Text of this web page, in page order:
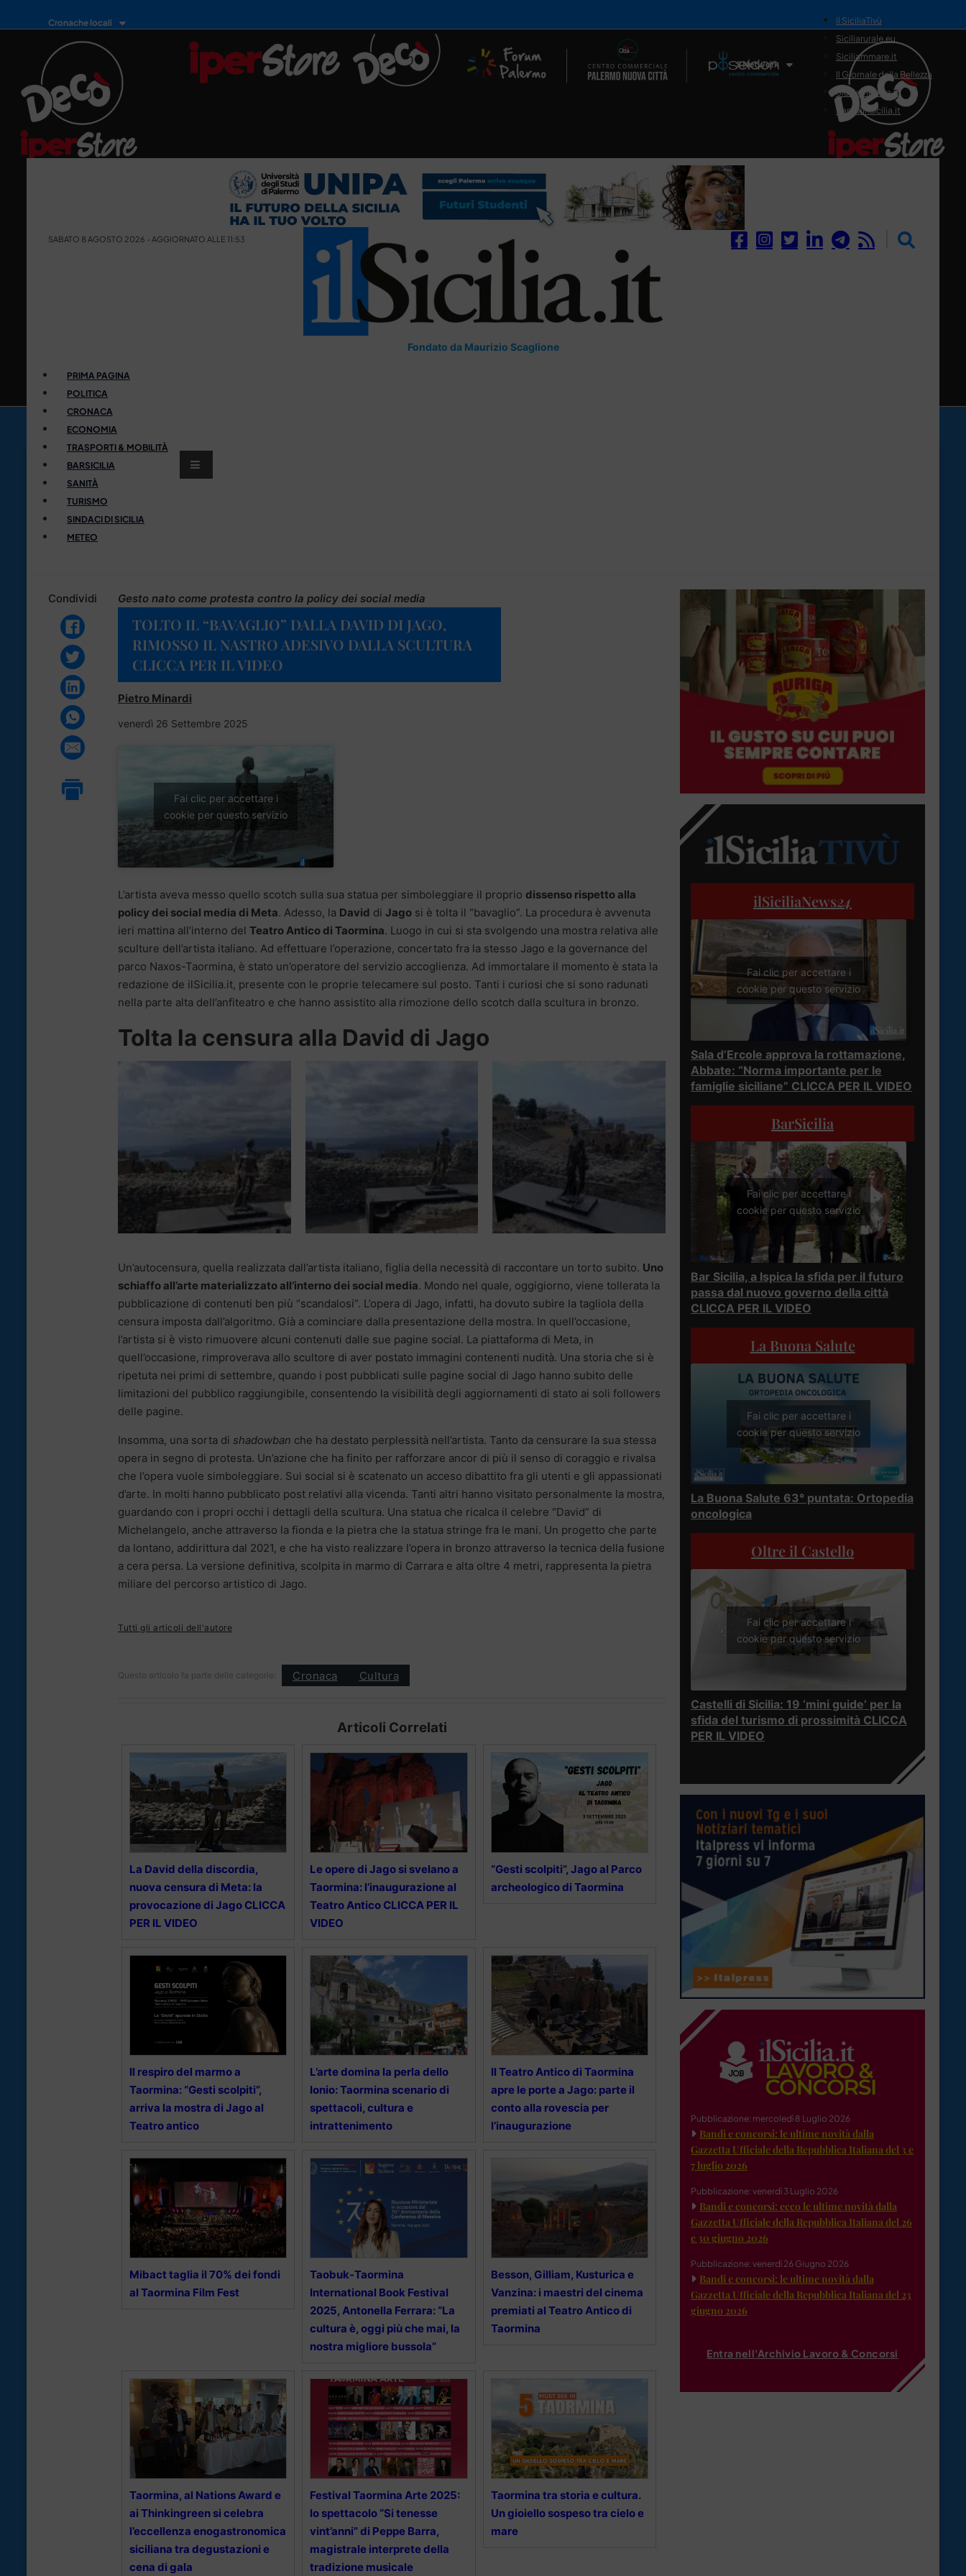
Cronache locali
Il Network
il SiciliaTivù
Siciliarurale.eu
Siciliammare.it
Il Giornale della Bellezza
Siciliamedica.it
Sanitainsicilia.it
SABATO 8 AGOSTO 2026 - AGGIORNATO ALLE 11:53
Fondato da Maurizio Scaglione
PRIMA PAGINA
POLITICA
CRONACA
ECONOMIA
TRASPORTI & MOBILITÀ
BARSICILIA
SANITÀ
TURISMO
SINDACI DI SICILIA
METEO
Condividi Gesto nato come protesta contro la policy dei social media
TOLTO IL “BAVAGLIO” DALLA DAVID DI JAGO,
RIMOSSO IL NASTRO ADESIVO DALLA SCULTURA
CLICCA PER IL VIDEO
Pietro Minardi
venerdì 26 Settembre 2025
Fai clic per accettare i
cookie per questo servizio
L’artista aveva messo quello scotch sulla sua statua per simboleggiare il proprio dissenso rispetto alla
policy dei social media di Meta. Adesso, la David di Jago si è tolta il “bavaglio”. La procedura è avvenuta
ieri mattina all’interno del Teatro Antico di Taormina. Luogo in cui si sta svolgendo una mostra relativa alle
sculture dell’artista italiano. Ad effettuare l’operazione, concertato fra la stesso Jago e la governance del
parco Naxos-Taormina, è stato un’operatore del servizio accoglienza. Ad immortalare il momento è stata la
redazione de ilSicilia.it, presente con le proprie telecamere sul posto. Tanti i curiosi che si sono radunati
nella parte alta dell’anfiteatro e che hanno assistito alla rimozione dello scotch dalla scultura in bronzo.
Tolta la censura alla David di Jago
Un’autocensura, quella realizzata dall’artista italiano, figlia della necessità di raccontare un torto subito. Uno
schiaffo all’arte materializzato all’interno dei social media. Mondo nel quale, oggigiorno, viene tollerata la
pubblicazione di contenuti ben più “scandalosi”. L’opera di Jago, infatti, ha dovuto subire la tagliola della
censura imposta dall’algoritmo. Già a cominciare dalla presentazione della mostra. In quell’occasione,
l’artista si è visto rimuovere alcuni contenuti dalle sue pagine social. La piattaforma di Meta, in
quell’occasione, rimproverava allo scultore di aver postato immagini contenenti nudità. Una storia che si è
ripetuta nei primi di settembre, quando i post pubblicati sulle pagine social di Jago hanno subito delle
limitazioni del pubblico raggiungibile, consentendo la visibilità degli aggiornamenti di stato ai soli followers
delle pagine.
Insomma, una sorta di shadowban che ha destato perplessità nell’artista. Tanto da censurare la sua stessa
opera in segno di protesta. Un’azione che ha finito per rafforzare ancor di più il senso di coraggio e rivalsa
che l’opera vuole simboleggiare. Sui social si è scatenato un acceso dibattito fra gli utenti e gli appassionati
d’arte. In molti hanno pubblicato post relativi alla vicenda. Tanti altri hanno visitato personalmente la mostra,
guardando con i propri occhi i dettagli della scultura. Una statua che ricalca il celebre “David” di
Michelangelo, anche attraverso la fionda e la pietra che la statua stringe fra le mani. Un progetto che parte
da lontano, addirittura dal 2021, e che ha visto realizzare l’opera in bronzo attraverso la tecnica della fusione
a cera persa. La versione definitiva, scolpita in marmo di Carrara e alta oltre 4 metri, rappresenta la pietra
miliare del percorso artistico di Jago.
Tutti gli articoli dell'autore
Questo articolo fa parte delle categorie: Cronaca Cultura
Articoli Correlati
La David della discordia,
nuova censura di Meta: la
provocazione di Jago CLICCA
PER IL VIDEO
Le opere di Jago si svelano a
Taormina: l’inaugurazione al
Teatro Antico CLICCA PER IL
VIDEO
“Gesti scolpiti”, Jago al Parco
archeologico di Taormina
Il respiro del marmo a
Taormina: “Gesti scolpiti”,
arriva la mostra di Jago al
Teatro antico
L’arte domina la perla dello
Ionio: Taormina scenario di
spettacoli, cultura e
intrattenimento
Il Teatro Antico di Taormina
apre le porte a Jago: parte il
conto alla rovescia per
l’inaugurazione
Mibact taglia il 70% dei fondi
al Taormina Film Fest
Taobuk-Taormina
International Book Festival
2025, Antonella Ferrara: “La
cultura è, oggi più che mai, la
nostra migliore bussola”
Besson, Gilliam, Kusturica e
Vanzina: i maestri del cinema
premiati al Teatro Antico di
Taormina
Taormina, al Nations Award e
ai Thinkingreen si celebra
l’eccellenza enogastronomica
siciliana tra degustazioni e
cena di gala
Festival Taormina Arte 2025:
lo spettacolo “Si tenesse
vint’anni” di Peppe Barra,
magistrale interprete della
tradizione musicale
Taormina tra storia e cultura.
Un gioiello sospeso tra cielo e
mare
ilSiciliaNews24
Fai clic per accettare i
cookie per questo servizio
Sala d’Ercole approva la rottamazione,
Abbate: “Norma importante per le
famiglie siciliane” CLICCA PER IL VIDEO
BarSicilia
Fai clic per accettare i
cookie per questo servizio
Bar Sicilia, a Ispica la sfida per il futuro
passa dal nuovo governo della città
CLICCA PER IL VIDEO
La Buona Salute
Fai clic per accettare i
cookie per questo servizio
La Buona Salute 63° puntata: Ortopedia
oncologica
Oltre il Castello
Fai clic per accettare i
cookie per questo servizio
Castelli di Sicilia: 19 ‘mini guide’ per la
sfida del turismo di prossimità CLICCA
PER IL VIDEO
Pubblicazione: mercoledì 8 Luglio 2026
Bandi e concorsi: le ultime novità dalla
Gazzetta Ufficiale della Repubblica Italiana del 3 e
7 luglio 2026
Pubblicazione: venerdì 3 Luglio 2026
Bandi e concorsi: ecco le ultime novità dalla
Gazzetta Ufficiale della Repubblica Italiana del 26
e 30 giugno 2026
Pubblicazione: venerdì 26 Giugno 2026
Bandi e concorsi: le ultime novità dalla
Gazzetta Ufficiale della Repubblica Italiana del 23
giugno 2026
Entra nell'Archivio Lavoro & Concorsi